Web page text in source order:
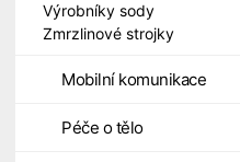
Výrobníky sody
Zmrzlinové strojky
Mobilní komunikace
Péče o tělo